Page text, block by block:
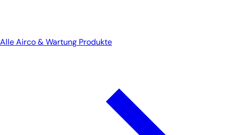
Alle Airco & Wartung Produkte